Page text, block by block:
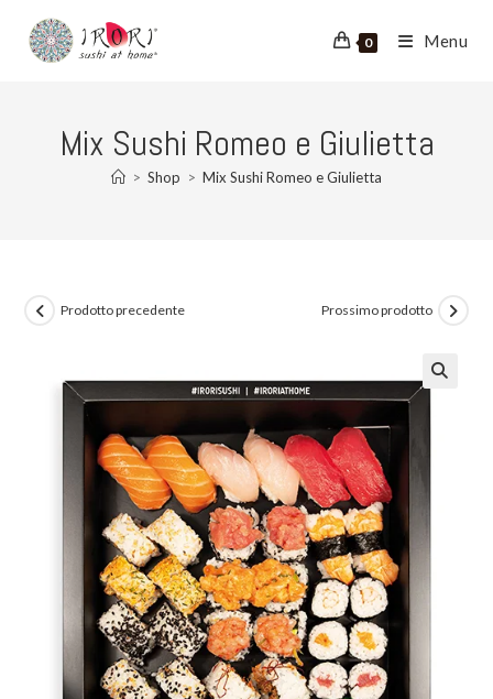
contenuto
0 Menu
Mix Sushi Romeo e Giulietta
> Shop > Mix Sushi Romeo e Giulietta
Prodotto precedente Prossimo prodotto